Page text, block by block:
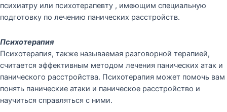
психиатру или психотерапевту , имеющим специальную
подготовку по лечению панических расстройств.
Психотерапия
Психотерапия, также называемая разговорной терапией,
считается эффективным методом лечения панических атак и
панического расстройства. Психотерапия может помочь вам
понять панические атаки и паническое расстройство и
научиться справляться с ними.